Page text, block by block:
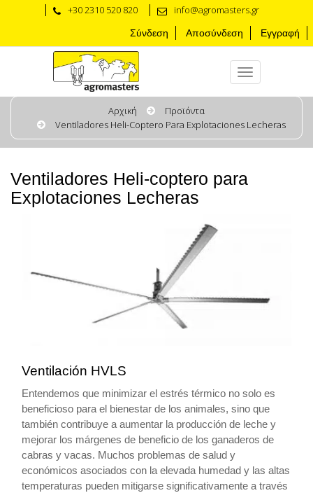
+30 2310 520 820 info@agromasters.gr
Σύνδεση Αποσύνδεση Εγγραφή
Αρχική
Προϊόντα
Ventiladores Heli-Coptero Para Explotaciones Lecheras
Ventiladores Heli-coptero para
Explotaciones Lecheras
Ventilación HVLS
Entendemos que minimizar el estrés térmico no solo es
beneficioso para el bienestar de los animales, sino que
también contribuye a aumentar la producción de leche y
mejorar los márgenes de beneficio de los ganaderos de
cabras y vacas. Muchos problemas de salud y
económicos asociados con la elevada humedad y las altas
temperaturas pueden mitigarse significativamente a través